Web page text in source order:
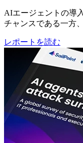
AIエージェントの導
チャンスである一方
レポートを読む